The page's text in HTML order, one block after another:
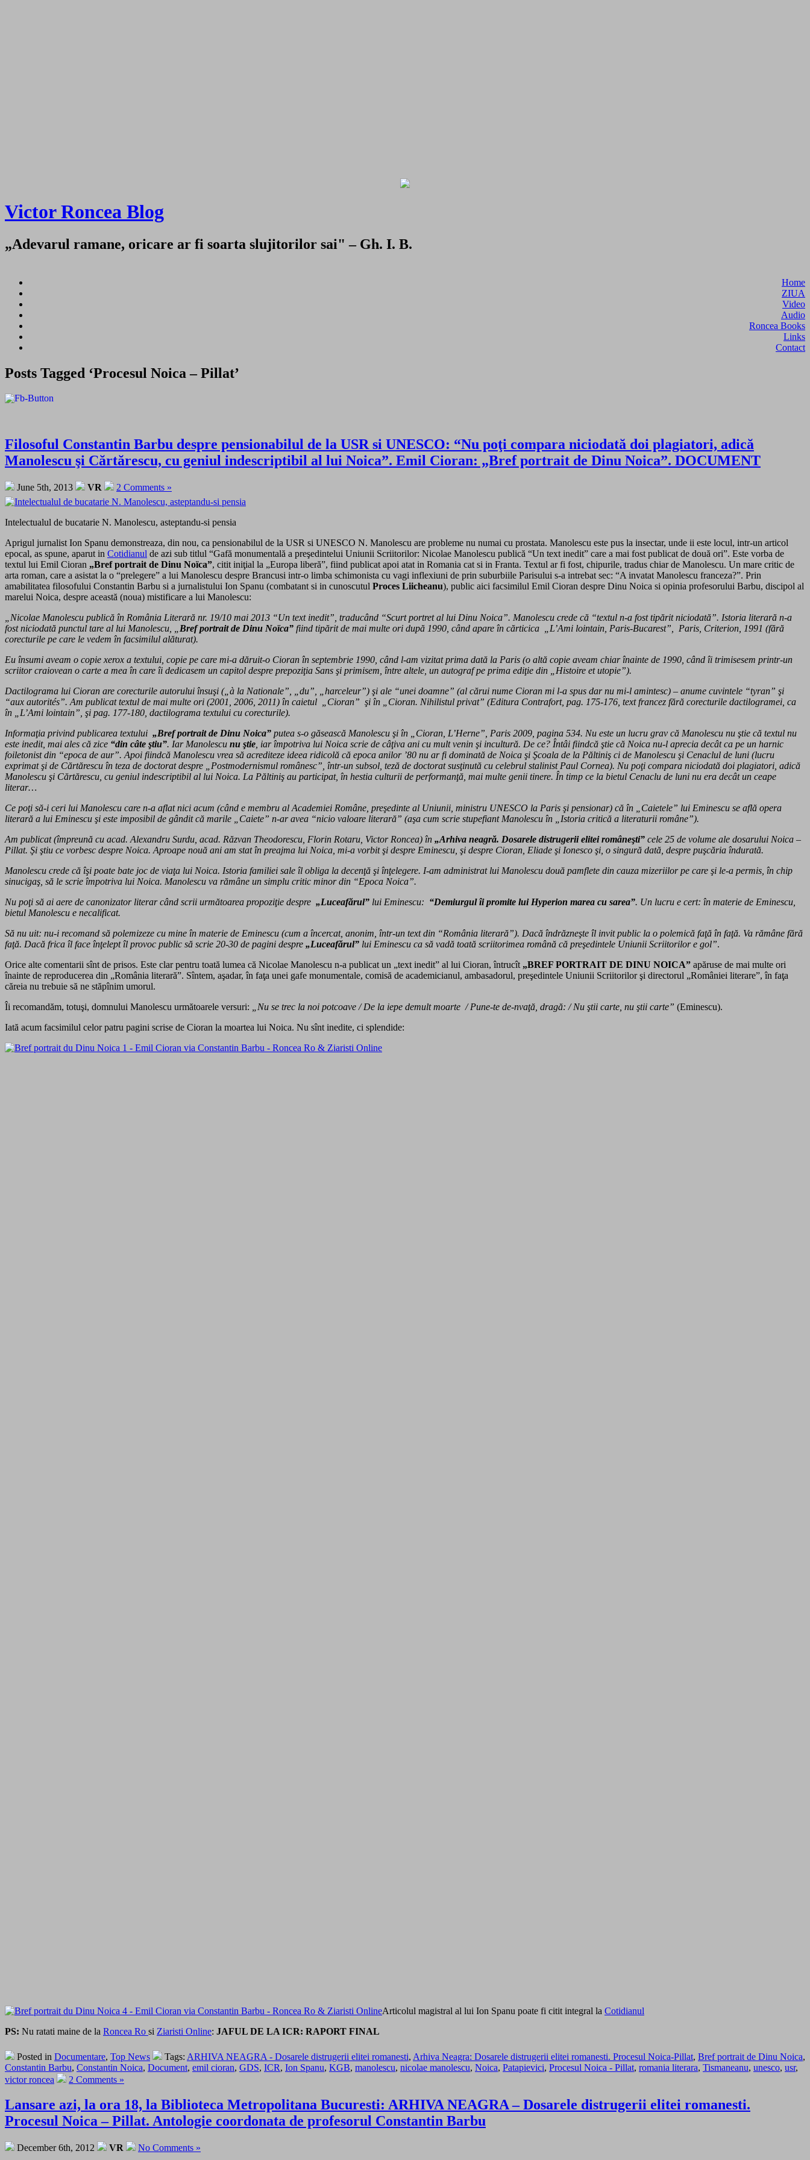
Victor Roncea Blog
„Adevarul ramane, oricare ar fi soarta slujitorilor sai" – Gh. I. B.
Home
ZIUA
Video
Audio
Roncea Books
Links
Contact
Posts Tagged ‘Procesul Noica – Pillat’
Filosoful Constantin Barbu despre pensionabilul de la USR si UNESCO: “Nu poţi compara niciodată doi plagiatori, adică
Manolescu şi Cărtărescu, cu geniul indescriptibil al lui Noica”. Emil Cioran: „Bref portrait de Dinu Noica”. DOCUMENT
June 5th, 2013 VR 2 Comments »
Intelectualul de bucatarie N. Manolescu, asteptandu-si pensia
Aprigul jurnalist Ion Spanu demonstreaza, din nou, ca pensionabilul de la USR si UNESCO N. Manolescu are probleme nu numai cu prostata. Manolescu este pus la insectar, unde ii este locul, intr-un articol
epocal, as spune, aparut in Cotidianul de azi sub titlul “Gafă monumentală a preşedintelui Uniunii Scriitorilor: Nicolae Manolescu publică “Un text inedit” care a mai fost publicat de două ori”. Este vorba de
textul lui Emil Cioran „Bref portrait de Dinu Noïca”, citit iniţial la „Europa liberă”, fiind publicat apoi atat in Romania cat si in Franta. Textul ar fi fost, chipurile, tradus chiar de Manolescu. Un mare critic de
arta roman, care a asistat la o “prelegere” a lui Manolescu despre Brancusi intr-o limba schimonista cu vagi inflexiuni de prin suburbiile Parisului s-a intrebat sec: “A invatat Manolescu franceza?”. Prin
amabilitatea filosofului Constantin Barbu si a jurnalistului Ion Spanu (combatant si in cunoscutul Proces Liicheanu), public aici facsimilul Emil Cioran despre Dinu Noica si opinia profesorului Barbu, discipol al
marelui Noica, despre această (noua) mistificare a lui Manolescu:
„Nicolae Manolescu publică în România Literară nr. 19/10 mai 2013 “Un text inedit”, traducând “Scurt portret al lui Dinu Noica”. Manolescu crede că “textul n-a fost tipărit niciodată”. Istoria literară n-a
fost niciodată punctul tare al lui Manolescu, „ Bref portrait de Dinu Noïca” fiind tipărit de mai multe ori după 1990, când apare în cărticica „L’Ami lointain, Paris-Bucarest”, Paris, Criterion, 1991 (fără
corecturile pe care le vedem în facsimilul alăturat).
Eu însumi aveam o copie xerox a textului, copie pe care mi-a dăruit-o Cioran în septembrie 1990, când l-am vizitat prima dată la Paris (o altă copie aveam chiar înainte de 1990, când îi trimisesem printr-un
scriitor craiovean o carte a mea în care îi dedicasem un capitol despre prepoziţia Sans şi primisem, între altele, un autograf pe prima ediţie din „Histoire et utopie”).
Dactilograma lui Cioran are corecturile autorului însuşi („à la Nationale”, „du”, „harceleur”) şi ale “unei doamne” (al cărui nume Cioran mi l-a spus dar nu mi-l amintesc) – anume cuvintele “tyran” şi
“aux autorités”. Am publicat textul de mai multe ori (2001, 2006, 2011) în caietul „Cioran” şi în „Cioran. Nihilistul privat” (Editura Contrafort, pag. 175-176, text francez fără corecturile dactilogramei, ca
în „L’Ami lointain”, şi pag. 177-180, dactilograma textului cu corecturile).
Informaţia privind publicarea textului „Bref portrait de Dinu Noica” putea s-o găsească Manolescu şi în „Cioran, L’Herne”, Paris 2009, pagina 534. Nu este un lucru grav că Manolescu nu ştie că textul nu
este inedit, mai ales că zice “din câte ştiu”. Iar Manolescu nu ştie , iar împotriva lui Noica scrie de câţiva ani cu mult venin şi incultură. De ce? Întâi fiindcă ştie că Noica nu-l aprecia decât ca pe un harnic
foiletonist din “epoca de aur”. Apoi fiindcă Manolescu vrea să acrediteze ideea ridicolă că epoca anilor ’80 nu ar fi dominată de Noica şi Şcoala de la Păltiniş ci de Manolescu şi Cenaclul de luni (lucru
exprimat şi de Cărtărescu în teza de doctorat despre „Postmodernismul românesc”, într-un subsol, teză de doctorat susţinută cu celebrul stalinist Paul Cornea). Nu poţi compara niciodată doi plagiatori, adică
Manolescu şi Cărtărescu, cu geniul indescriptibil al lui Noica. La Păltiniş au participat, în hestia culturii de performanţă, mai multe genii tinere. În timp ce la bietul Cenaclu de luni nu era decât un ceape
literar…
Ce poţi să-i ceri lui Manolescu care n-a aflat nici acum (când e membru al Academiei Române, preşedinte al Uniunii, ministru UNESCO la Paris şi pensionar) că în „Caietele” lui Eminescu se află opera
literară a lui Eminescu şi este imposibil de gândit că marile „Caiete” n-ar avea “nicio valoare literară” (aşa cum scrie stupefiant Manolescu în „Istoria critică a literaturii române”).
Am publicat (împreună cu acad. Alexandru Surdu, acad. Răzvan Theodorescu, Florin Rotaru, Victor Roncea) în „Arhiva neagră. Dosarele distrugerii elitei româneşti” cele 25 de volume ale dosarului Noica –
Pillat. Şi ştiu ce vorbesc despre Noica. Aproape nouă ani am stat în preajma lui Noica, mi-a vorbit şi despre Eminescu, şi despre Cioran, Eliade şi Ionesco şi, o singură dată, despre puşcăria îndurată.
Manolescu crede că îşi poate bate joc de viaţa lui Noica. Istoria familiei sale îl obliga la decenţă şi înţelegere. I-am administrat lui Manolescu două pamflete din cauza mizeriilor pe care şi le-a permis, în chip
sinucigaş, să le scrie împotriva lui Noica. Manolescu va rămâne un simplu critic minor din “Epoca Noica”.
Nu poţi să ai aere de canonizator literar când scrii următoarea propoziţie despre „Luceafărul” lui Eminescu: “Demiurgul îi promite lui Hyperion marea cu sarea”. Un lucru e cert: în materie de Eminescu,
bietul Manolescu e necalificat.
Să nu uit: nu-i recomand să polemizeze cu mine în materie de Eminescu (cum a încercat, anonim, într-un text din “România literară”). Dacă îndrăzneşte îl invit public la o polemică faţă în faţă. Va rămâne fără
faţă. Dacă frica îl face înţelept îl provoc public să scrie 20-30 de pagini despre „Luceafărul” lui Eminescu ca să vadă toată scriitorimea română că preşedintele Uniunii Scriitorilor e gol”.
Orice alte comentarii sînt de prisos. Este clar pentru toată lumea că Nicolae Manolescu n-a publicat un „text inedit” al lui Cioran, întrucît „BREF PORTRAIT DE DINU NOICA” apăruse de mai multe ori
înainte de reproducerea din „România literară”. Sîntem, aşadar, în faţa unei gafe monumentale, comisă de academicianul, ambasadorul, preşedintele Uniunii Scriitorilor şi directorul „României literare”, în faţa
căreia nu trebuie să ne stăpînim umorul.
Îi recomandăm, totuşi, domnului Manolescu următoarele versuri:
„Nu se trec la noi potcoave / De la iepe demult moarte ­ / Pune-te de-nvaţă, dragă: / Nu ştii carte, nu ştii carte” (Eminescu).
Iată acum facsimilul celor patru pagini scrise de Cioran la moartea lui Noica. Nu sînt inedite, ci splendide:
Articolul magistral al lui Ion Spanu poate fi citit integral la Cotidianul
PS: Nu ratati maine de la Roncea Ro si Ziaristi Online: JAFUL DE LA ICR: RAPORT FINAL
Posted in Documentare, Top News Tags: ARHIVA NEAGRA - Dosarele distrugerii elitei romanesti, Arhiva Neagra: Dosarele distrugerii elitei romanesti. Procesul Noica-Pillat, Bref portrait de Dinu Noica,
Constantin Barbu, Constantin Noica, Document, emil cioran, GDS, ICR, Ion Spanu, KGB, manolescu, nicolae manolescu, Noica, Patapievici, Procesul Noica - Pillat, romania literara, Tismaneanu, unesco, usr,
victor roncea
2 Comments »
Lansare azi, la ora 18, la Biblioteca Metropolitana Bucuresti: ARHIVA NEAGRA – Dosarele distrugerii elitei romanesti.
Procesul Noica – Pillat. Antologie coordonata de profesorul Constantin Barbu
December 6th, 2012 VR No Comments »